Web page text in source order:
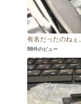
有名だったのねぇ。
98件のビュー